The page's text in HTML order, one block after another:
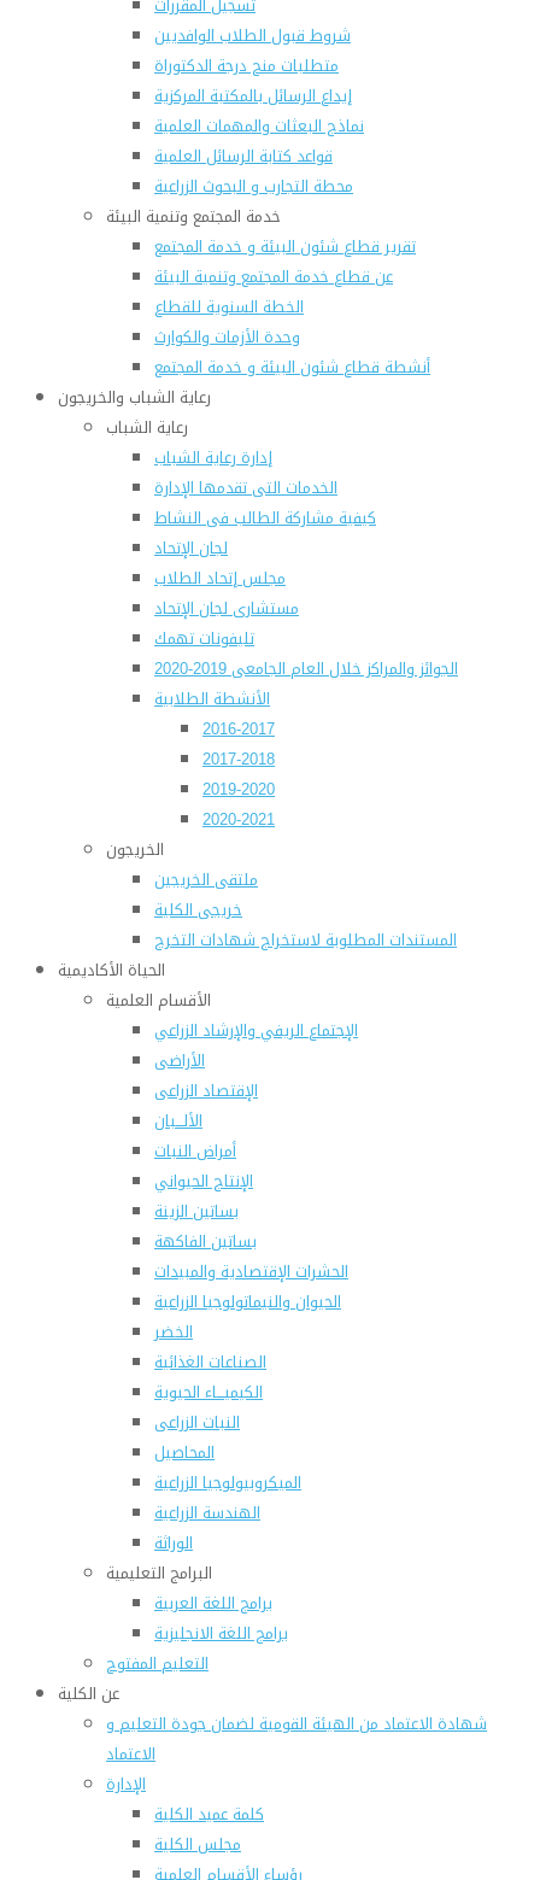
شروط قبول الطلاب الوافديين
متطلبات منح درجة الدكتوراة
إيداع الرسائل بالمكتبة المركزية
نماذج البعثات والمهمات العلمية
قواعد كتابة الرسائل العلمية
محطة التجارب و البحوث الزراعية
خدمة المجتمع وتنمية البيئة
تقرير قطاع شئون البيئة و خدمة المجتمع
عن قطاع خدمة المجتمع وتنمية البيئة
الخطة السنوية للقطاع
وحدة الأزمات والكوارث
أنشطة قطاع شئون البيئة و خدمة المجتمع
رعاية الشباب والخريجون
رعاية الشباب
إدارة رعاية الشباب
الخدمات التى تقدمها الإدارة
كيفية مشاركة الطالب فى النشاط
لجان الإتحاد
مجلس إتحاد الطلاب
مستشارى لجان الإتحاد
تليفونات تهمك
الجوائز والمراكز خلال العام الجامعى 2019-2020
الأنشطة الطلابية
2016-2017
2017-2018
2019-2020
2020-2021
الخريجون
ملتقى الخريجين
خريجى الكلية
المستندات المطلوبة لاستخراج شهادات التخرج
الحياة الأكاديمية
الأقسام العلمية
الإجتماع الريفي والإرشاد الزراعي
الأراضى
الإقتصاد الزراعى
الألـــبان
أمراض النبات
الإنتاج الحيواني
بساتين الزينة
بساتين الفاكهة
الحشرات الإقتصادية والمبيدات
الحيوان والنيماتولوجيا الزراعية
الخضر
الصناعات الغذائية
الكيميـــاء الحيوية
النبات الزراعى
المحاصيل
الميكروبيولوجيا الزراعية
الهندسة الزراعية
الوراثة
البرامج التعليمية
برامج اللغة العربية
برامج اللغة الانجليزية
التعليم المفتوح
عن الكلية
شهادة الاعتماد من الهيئة القومية لضمان جودة التعليم و
الاعتماد
الإدارة
كلمة عميد الكلية
مجلس الكلية